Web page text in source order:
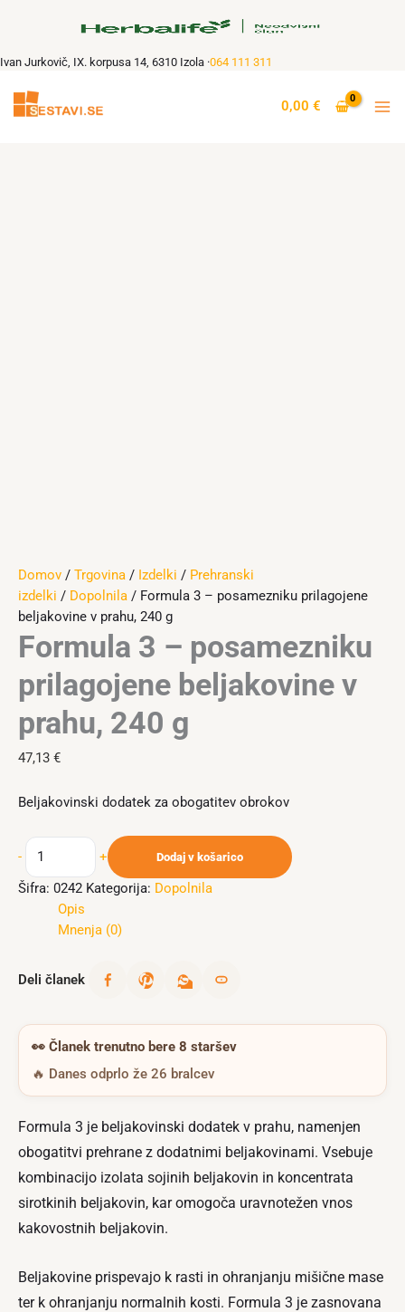
Ivan Jurkovič, IX. korpusa 14, 6310 Izola ·064 111 311
0,00€
Domov / Trgovina / Izdelki / Prehranski
izdelki / Dopolnila / Formula 3 – posamezniku prilagojene
beljakovine v prahu, 240 g
Formula 3 – posamezniku
prilagojene beljakovine v
prahu, 240 g
47,13 €
Beljakovinski dodatek za obogatitev obrokov
-
3
–
+ Dodaj v košarico
Šifra: 0242 Kategorija: Dopolnila
Opis
Mnenja (0)
Deli članek
👀 Članek trenutno bere 8 staršev
🔥 Danes odprlo že 26 bralcev
Formula 3 je beljakovinski dodatek v prahu, namenjen
obogatitvi prehrane z dodatnimi beljakovinami. Vsebuje
kombinacijo izolata sojinih beljakovin in koncentrata
sirotkinih beljakovin, kar omogoča uravnotežen vnos
kakovostnih beljakovin.
Beljakovine prispevajo k rasti in ohranjanju mišične mase
ter k ohranjanju normalnih kosti. Formula 3 je zasnovana